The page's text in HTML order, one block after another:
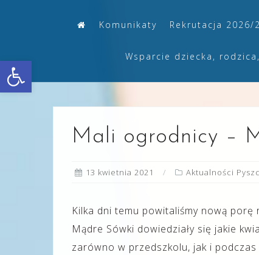
Otwórz pasek narzędzi
Komunikaty Rekrutacja 2026/
Wsparcie dziecka,
Mali ogrodnicy –
13 kwietnia 2021 Aktualności
Kilka dni temu powitaliśmy nową porę
Mądre Sówki dowiedziały się jakie
zarówno w przedszkolu, jak i podczas